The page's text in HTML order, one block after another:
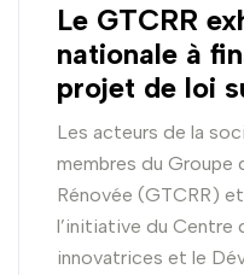
Le GTCRR
nationale à
projet de loi
Les acteurs de la
membres du Groupe
Rénovée (GTCRR)
l’initiative du Centre
innovatrices et le